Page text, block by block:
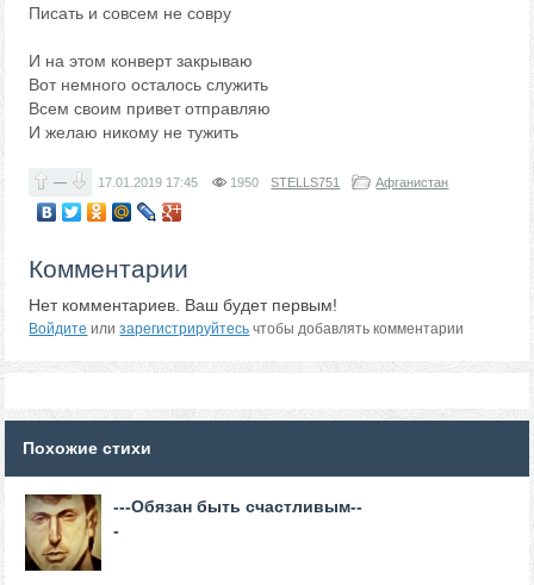
Писать и совсем не совру
И на этом конверт закрываю
Вот немного осталось служить
Всем своим привет отправляю
И желаю никому не тужить
— 17.01.2019 17:45 1950 STELLS751 Афганистан
Комментарии
Нет комментариев. Ваш будет первым!
Войдите илизарегистрируйтесь чтобы добавлять комментарии
Похожие стихи
---Обязан быть счастливым--
-